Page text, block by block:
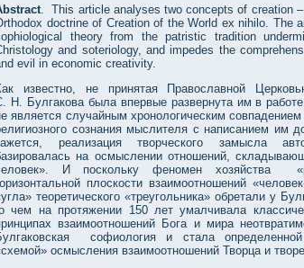
. This article analyses two concepts of creation
doctrine of Creation of the World ex nihilo. The
theory from the patristic tradition
and soteriology, and impedes the
evil in economic creativity.
известно, не принятая Православной
Н. Булгакова была впервые развернута им в
является случайным хронологическим
сознания мыслителя с написанием им
реализация творческого замысла
на осмыслении отношений,
И поскольку феномен хозяйства
плоскости взаимоотношений
теоретического «треугольника» обретали у
чем на протяжении 150 лет умалчивала
взаимоотношений Бога и мира
софиология и стала определенной
осмысления взаимоотношений Творца и